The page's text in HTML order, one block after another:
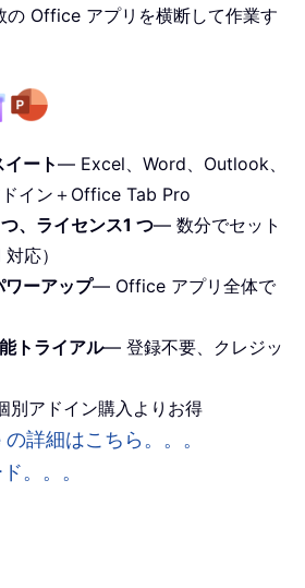
の Office アプリを横断して作業す
ート— Excel、Word、Outlook、
イン＋Office Tab Pro
、ライセンス1 つ— 数分でセット
応）
ワーアップ— Office アプリ全体で
トライアル— 登録不要、クレジッ
アドイン購入よりお得
詳細はこちら。。。
。。。